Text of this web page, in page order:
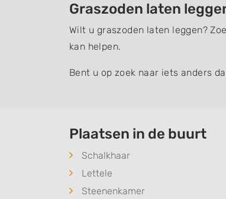
Graszoden laten
Wilt u graszoden laten leggen?
kan helpen.
Bent u op zoek naar iets anders
Plaatsen in de buurt
Schalkhaar
Lettele
Steenenkamer